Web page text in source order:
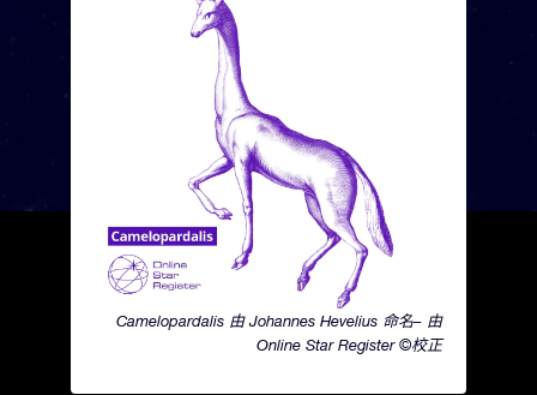
Camelopardalis 由 Johannes Hevelius 命名– 由
Online Star Register ©校正